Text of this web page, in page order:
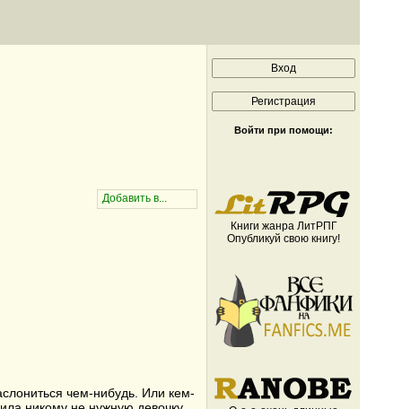
чем-нибудь. Или кем-
Войти при помощи:
Книги жанра ЛитРПГ
Опубликуй свою книгу!